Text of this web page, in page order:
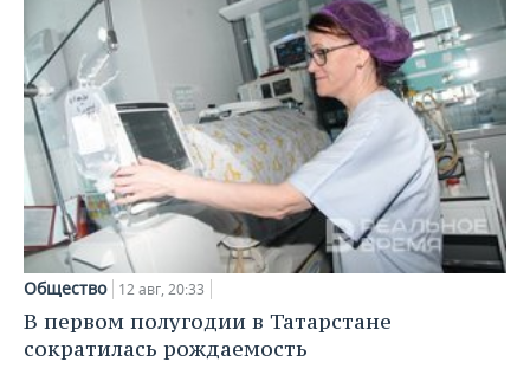
Общество 12 авг, 20:33
В первом полугодии в Татарстане
сократилась рождаемость